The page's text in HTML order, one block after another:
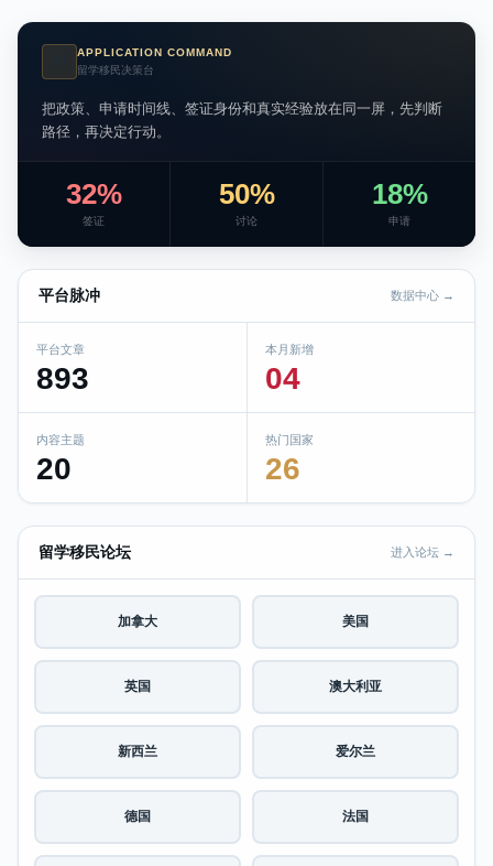
APPLICATION COMMAND
留学移民决策台
把政策、申请时间线、签证身份和真实经验放在同一屏，先判断
路径，再决定行动。
32%
签证
50%
讨论
18%
申请
平台脉冲 数据中心 →
平台文章
893
本月新增
04
内容主题
20
热门国家
26
留学移民论坛 进入论坛 →
加拿大 美国
英国 澳大利亚
新西兰 爱尔兰
德国 法国